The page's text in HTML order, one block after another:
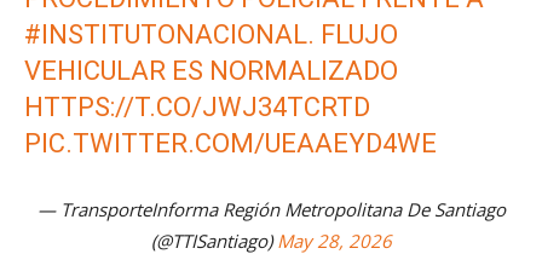
#INSTITUTONACIONAL. FLUJO
VEHICULAR ES NORMALIZADO
HTTPS://T.CO/JWJ34TCRTD
PIC.TWITTER.COM/UEAAEYD4WE
— TransporteInforma Región Metropolitana De Santiago
(@TTISantiago)May 28, 2026